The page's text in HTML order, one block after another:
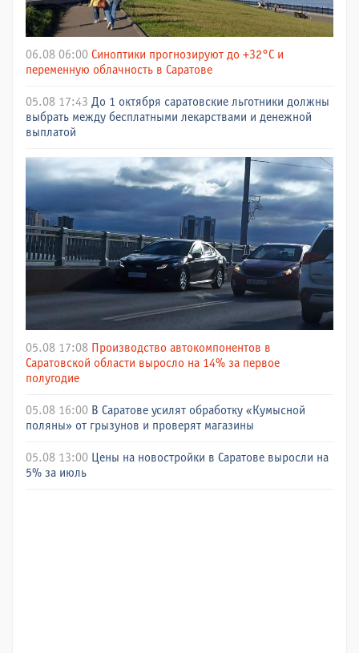
06.08 06:00 Синоптики прогнозируют до +32°C и
переменную облачность в Саратове
05.08 17:43 До 1 октября саратовские льготники должны
выбрать между бесплатными лекарствами и денежной
выплатой
05.08 17:08 Производство автокомпонентов в
Саратовской области выросло на 14% за первое
полугодие
05.08 16:00 В Саратове усилят обработку «Кумысной
поляны» от грызунов и проверят магазины
05.08 13:00 Цены на новостройки в Саратове выросли на
5% за июль